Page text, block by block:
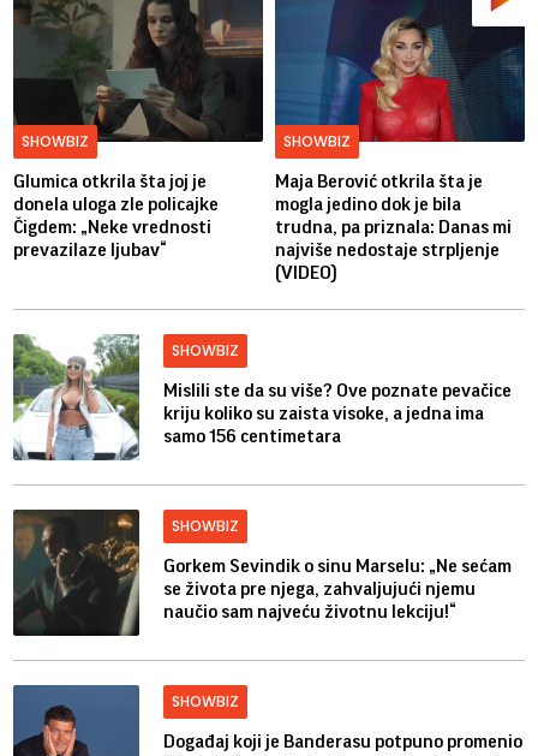
SHOWBIZ
Glumica otkrila šta joj je
donela uloga zle policajke
Čigdem: „Neke vrednosti
prevazilaze ljubav“
SHOWBIZ
Maja Berović otkrila šta je
mogla jedino dok je bila
trudna, pa priznala: Danas mi
najviše nedostaje strpljenje
(VIDEO)
SHOWBIZ
Mislili ste da su više? Ove poznate pevačice
kriju koliko su zaista visoke, a jedna ima
samo 156 centimetara
SHOWBIZ
Gorkem Sevindik o sinu Marselu: „Ne sećam
se života pre njega, zahvaljujući njemu
naučio sam najveću životnu lekciju!“
SHOWBIZ
Događaj koji je Banderasu potpuno promenio